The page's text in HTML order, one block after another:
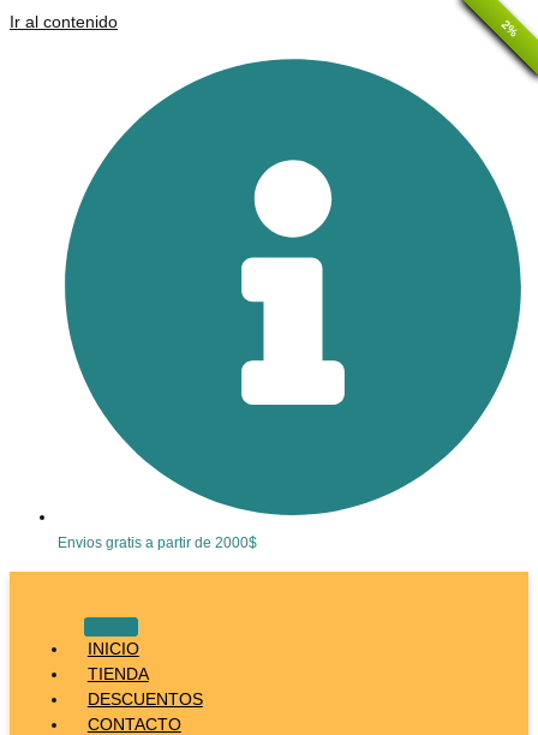
Ir al contenido
Envios gratis a partir de 2000$
INICIO
TIENDA
DESCUENTOS
CONTACTO
25%
15%
20%
21%
2%